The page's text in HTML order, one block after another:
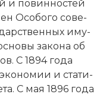
и по­вин­но­стей
Осо­бо­го со­ве­
иму­
за­ко­на об
С 1894 года
и ста­ти­
С мая 1896 года